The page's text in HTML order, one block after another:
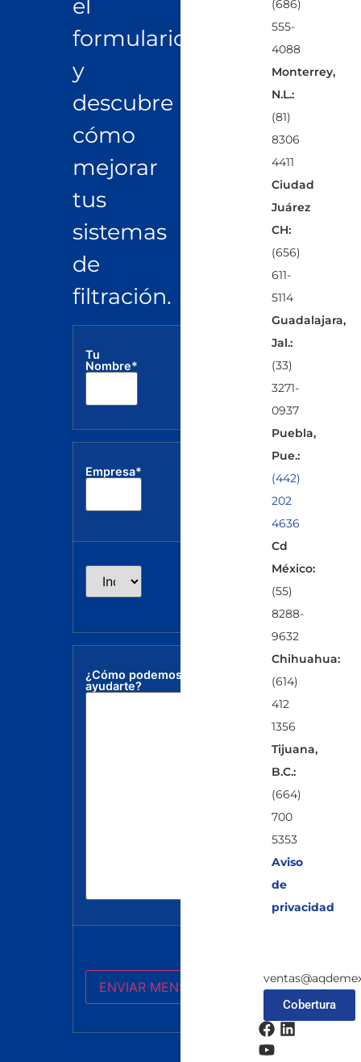
el
formulario
y
descubre
cómo
mejorar
tus
sistemas
de
filtración.
Tu
Nombre*
electrónico*
Empresa*
¿Cómo podemos
ayudarte?
(686)
555-
4088
Monterrey,
N.L.:
(81)
8306
4411
Ciudad
Juárez
CH:
(656)
611-
5114
Guadalajara,
Jal.:
(33)
3271-
0937
Puebla,
Pue.:
(442)
202
4636
Cd
México:
(55)
8288-
9632
Chihuahua:
(614)
412
1356
Tijuana,
B.C.:
(664)
700
5353
Aviso
de
privacidad
Cobertura